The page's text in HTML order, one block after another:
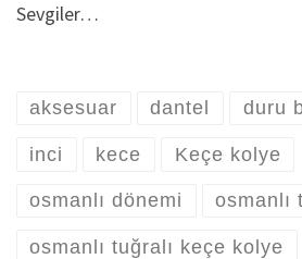
Sevgiler…
aksesuar dantel duru
inci kece Keçe kolye
osmanlı dönemi osmanlı
osmanlı tuğralı keçe kolye